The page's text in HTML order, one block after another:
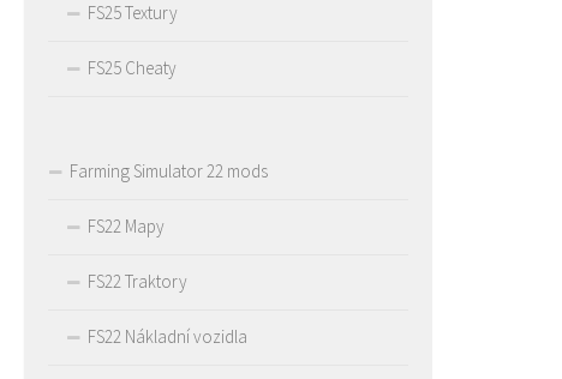
FS25 Textury
FS25 Cheaty
Farming Simulator 22 mods
FS22 Mapy
FS22 Traktory
FS22 Nákladní vozidla